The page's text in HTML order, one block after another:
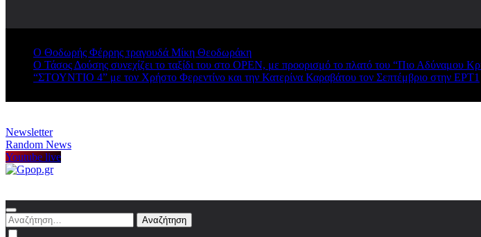
Ο Θοδωρής Φέρρης τραγουδά Μίκη Θεοδωράκη
Ο Τάσος Δούσης συνεχίζει το ταξίδι του στο OPEN, με προορισμό το πλατό του “Πιο Αδύναμου
“ΣΤΟΥΝΤΙΟ 4” με τον Χρήστο Φερεντίνο και την Κατερίνα Καραβάτου τον Σεπτέμβριο στην ΕΡΤ1
Newsletter
Random News
Youtube live
Αναζήτηση
για: